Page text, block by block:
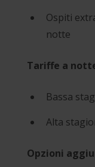
Ospiti
notte
Tariffe a
Bassa
Alta
Opzioni